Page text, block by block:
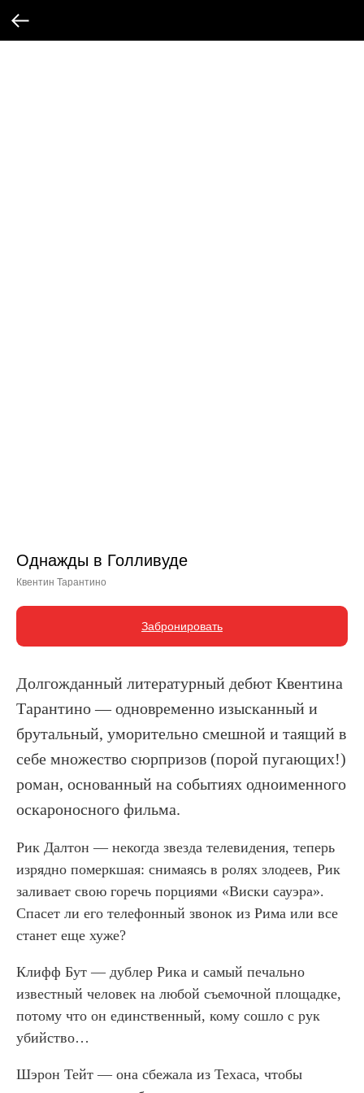
Однажды в Голливуде
Квентин Тарантино
Забронировать
Долгожданный литературный дебют Квентина
Тарантино — одновременно изысканный и
брутальный, уморительно смешной и таящий в
себе множество сюрпризов (порой пугающих!)
роман, основанный на событиях одноименного
оскароносного фильма.
Рик Далтон — некогда звезда телевидения, теперь
изрядно померкшая: снимаясь в ролях злодеев, Рик
заливает свою горечь порциями «Виски сауэра».
Спасет ли его телефонный звонок из Рима или все
станет еще хуже?
Клифф Бут — дублер Рика и самый печально
известный человек на любой съемочной площадке,
потому что он единственный, кому сошло с рук
убийство…
Шэрон Тейт — она сбежала из Техаса, чтобы